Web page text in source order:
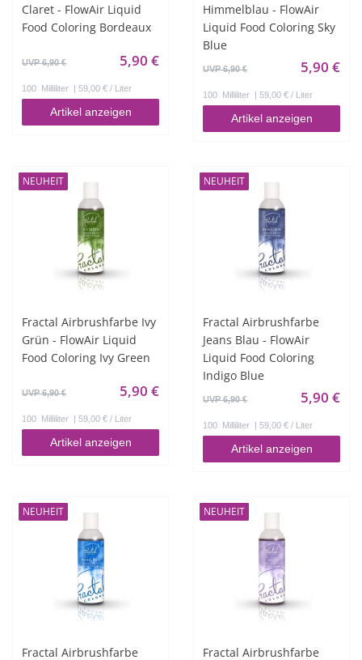
Claret - FlowAir Liquid
Food Coloring Bordeaux
UVP 6,90 € 5,90 €
100 Milliliter | 59,00 € / Liter
Artikel anzeigen
Himmelblau - FlowAir
Liquid Food Coloring Sky
Blue
UVP 6,90 € 5,90 €
100 Milliliter | 59,00 € / Liter
Artikel anzeigen
NEUHEIT
Fractal Airbrushfarbe Ivy
Grün - FlowAir Liquid
Food Coloring Ivy Green
UVP 6,90 € 5,90 €
100 Milliliter | 59,00 € / Liter
Artikel anzeigen
NEUHEIT
Fractal Airbrushfarbe
Jeans Blau - FlowAir
Liquid Food Coloring
Indigo Blue
UVP 6,90 € 5,90 €
100 Milliliter | 59,00 € / Liter
Artikel anzeigen
NEUHEIT
Fractal Airbrushfarbe
NEUHEIT
Fractal Airbrushfarbe